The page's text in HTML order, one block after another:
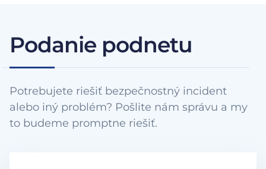
Podanie podnetu
Potrebujete riešiť bezpečnostný incident
alebo iný problém? Pošlite nám správu a my
to budeme promptne riešiť.